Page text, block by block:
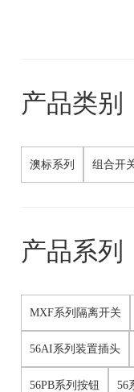
产品类别
澳标系列 组合开
产品系列
MXF系列隔离开关
56AI系列装置插头
56PB系列按钮 56